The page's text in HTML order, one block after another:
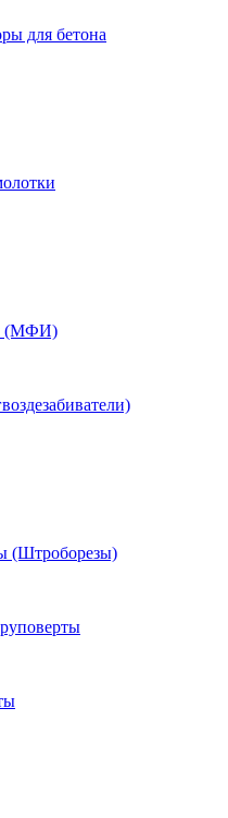
для бетона
(МФИ)
(Штроборезы)